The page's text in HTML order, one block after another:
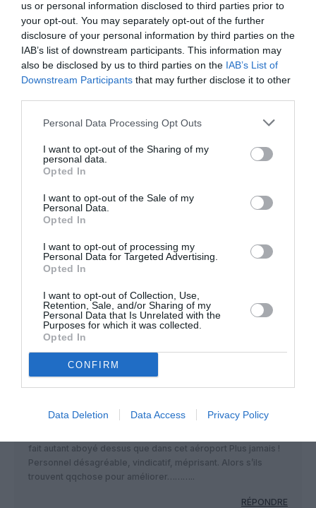
us or personal information disclosed to third parties prior to
your opt-out. You may separately opt-out of the further
disclosure of your personal information by third parties on the
IAB’s list of downstream participants. This information may
also be disclosed by us to third parties on the IAB’s List of
Downstream Participants that may further disclose it to other
Personal Data Processing Opt Outs
I want to opt-out of the Sharing of my
personal data.
Opted In
I want to opt-out of the Sale of my
Personal Data.
Opted In
I want to opt-out of processing my
Personal Data for Targeted Advertising.
Opted In
I want to opt-out of Collection, Use,
Retention, Sale, and/or Sharing of my
Personal Data that Is Unrelated with the
Purposes for which it was collected.
Opted In
CONFIRM
Data Deletion Data Access Privacy Policy
automatisé quasiment jamais ouvert.
RÉPONDRE
RÉPONDRE
gast1976a commenté :
4 mars 2024 - 20 h 04
Moi aussi j’y ai pensé direct🤣, as t’on l’esprit mal
tourné ? 😂
En tout cas bonne initiative la possibilité d accélérer
RÉPONDRE
l’Equateur et CDG Mexico loupés pour cause de
fait autant aboyé dessus que dans cet aéroport Plus jamais !
Personnel désagréable, vindicatif, méprisant. Alors s’ils
trouvent qqchose pour améliorer………..
RÉPONDRE